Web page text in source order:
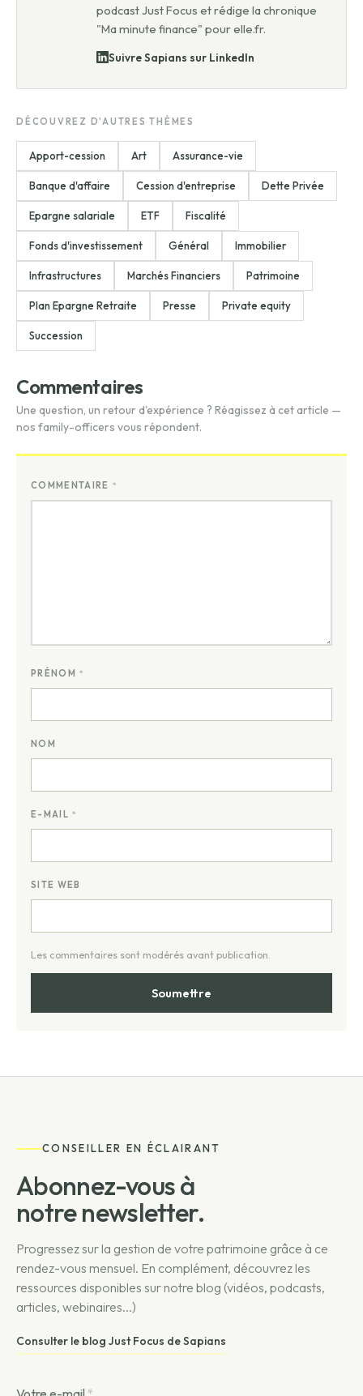
podcast Just Focus et rédige la chronique
"Ma minute finance" pour elle.fr.
Suivre Sapians sur LinkedIn
DÉCOUVREZ D'AUTRES THÈMES
Apport-cession Art Assurance-vie
Banque d'affaire Cession d'entreprise Dette Privée
Epargne salariale ETF Fiscalité
Fonds d'investissement Général Immobilier
Infrastructures Marchés Financiers Patrimoine
Plan Epargne Retraite Presse Private equity
Succession
Commentaires
Une question, un retour d'expérience ? Réagissez à cet article —
nos family-officers vous répondent.
COMMENTAIRE *
PRÉNOM *
NOM
E-MAIL *
SITE WEB
CONSEILLER EN ÉCLAIRANT
Abonnez-vous à
notre newsletter.
Progressez sur la gestion de votre patrimoine grâce à ce
rendez-vous mensuel. En complément, découvrez les
ressources disponibles sur notre blog (vidéos, podcasts,
articles, webinaires...)
Consulter le blog Just Focus de Sapians